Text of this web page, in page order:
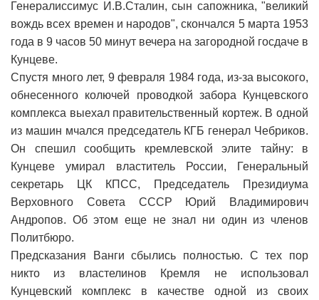
Генералиссимус И.В.Сталин, сын сапожника, "великий
вождь всех времен и народов", скончался 5 марта 1953
года в 9 часов 50 минут вечера на загородной госдаче в
Кунцеве.
Спустя много лет, 9 февраля 1984 года, из-за высокого,
обнесенного колючей проводкой забора Кунцевского
комплекса выехал правительственный кортеж. В одной
из машин мчался председатель КГБ генерал Чебриков.
Он спешил сообщить кремлевской элите тайну: в
Кунцеве умирал властитель России, Генеральный
секретарь ЦК КПСС, Председатель Президиума
Верховного Совета СССР Юрий Владимирович
Андропов. Об этом еще не знал ни один из членов
Политбюро.
Предсказания Ванги сбылись полностью. С тех пор
никто из властелинов Кремля не использовал
Кунцевский комплекс в качестве одной из своих